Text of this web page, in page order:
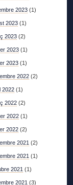
2023 (1)
2023 (1)
2023 (2)
2023 (1)
2023 (1)
2022 (2)
2022 (1)
2022 (2)
2022 (1)
2022 (2)
2021 (2)
2021 (1)
2021 (1)
2021 (3)